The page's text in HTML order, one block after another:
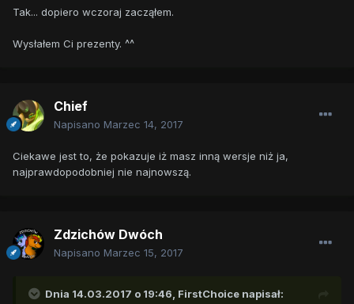
Tak... dopiero wczoraj zacząłem.
Wysłałem Ci prezenty. ^^
Chief
Napisano Marzec 14, 2017
Ciekawe jest to, że pokazuje iż masz inną wersje niż ja,
najprawdopodobniej nie najnowszą.
Zdzichów Dwóch
Napisano Marzec 15, 2017
Dnia 14.03.2017 o 19:46, FirstChoice napisał: